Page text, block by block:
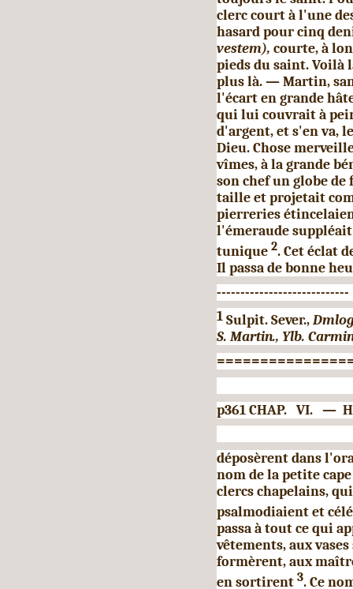
clerc court à l'une
hasard pour cinq
vestem), courte, à
pieds du saint. Voilà
plus là. — Martin,
l'écart en grande
qui lui couvrait à
d'argent, et s'en va,
Dieu. Chose
vîmes, à la grande
son chef un globe
taille et projetait
pierreries
l'émeraude
tunique 2. Cet éclat
Il passa de bonne
----------------------------
1Sulpit. Sever.,
S. Martin., Ylb.
p361 CHAP. VI. —
déposèrent dans
nom de la petite
clercs chapelains,
psalmodiaient et
passa à tout ce qui
vêtements, aux
formèrent, aux
en sor­tirent 3. Ce